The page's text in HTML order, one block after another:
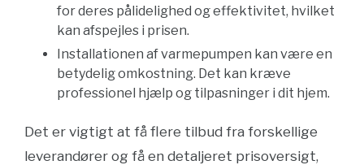
for deres pålidelighed og effektivitet, hvilket
kan afspejles i prisen.
Installationen af varmepumpen kan være en
betydelig omkostning. Det kan kræve
professionel hjælp og tilpasninger i dit hjem.
Det er vigtigt at få flere tilbud fra forskellige
leverandører og få en detaljeret prisoversigt,